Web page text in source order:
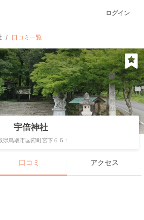
ログイン
口コミ一覧
宇倍神社
県鳥取市国府町宮下６５１
口コミ アクセス